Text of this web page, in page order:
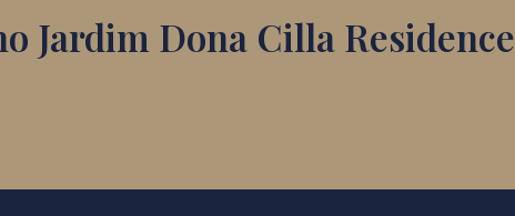
Jardim Dona Cilla Residence